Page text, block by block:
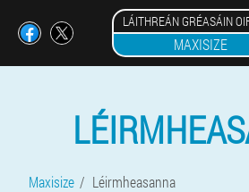
LÁITHREÁN GRÉASÁIN
MAXISIZE
Maxisize Léirmheasanna